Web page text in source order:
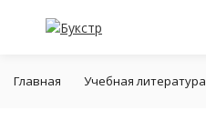
Главная Учебная литература